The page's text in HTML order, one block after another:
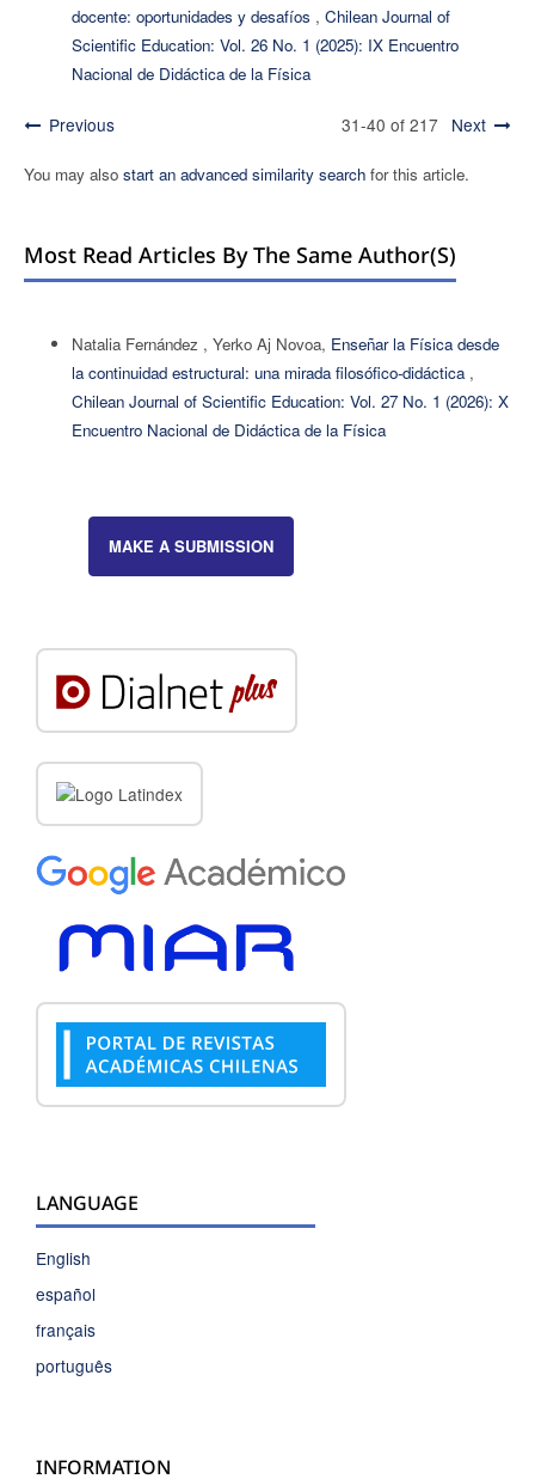
docente: oportunidades y desafíos , Chilean Journal of
Scientific Education: Vol. 26 No. 1 (2025): IX Encuentro
Nacional de Didáctica de la Física
Previous 31-40 of 217 Next
You may also start an advanced similarity searchfor this article.
Most Read Articles By The Same Author(s)
Natalia Fernández , Yerko Aj Novoa, Enseñar la Física desde
la continuidad estructural: una mirada filosófico-didáctica ,
Chilean Journal of Scientific Education: Vol. 27 No. 1 (2026): X
Encuentro Nacional de Didáctica de la Física
MAKE A SUBMISSION
LANGUAGE
English
español
français
português
INFORMATION